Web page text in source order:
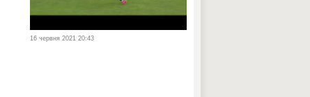
16 червня 2021 20:43